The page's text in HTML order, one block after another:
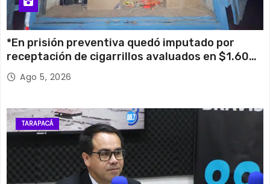
*En prisión preventiva quedó imputado por
receptación de cigarrillos avaluados en $1.600
millones*
Ago 5, 2026
TARAPACÁ